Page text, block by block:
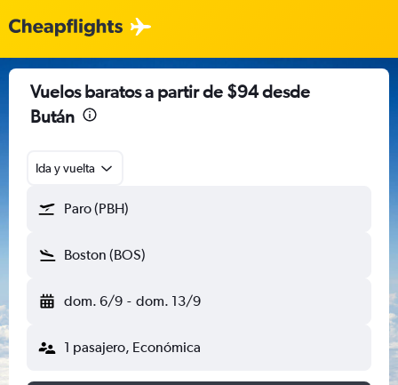
Vuelos baratos a partir de $94 desde
Bután
Ida y vuelta
Paro (PBH)
Boston (BOS)
dom. 6/9 - dom. 13/9
1 pasajero, Económica